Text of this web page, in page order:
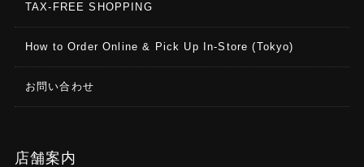
TAX-FREE SHOPPING
How to Order Online & Pick Up In-Store (Tokyo)
お問い合わせ
店舗案内